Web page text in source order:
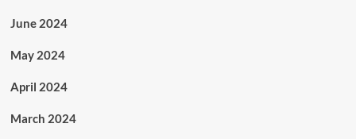
June 2024
May 2024
April 2024
March 2024